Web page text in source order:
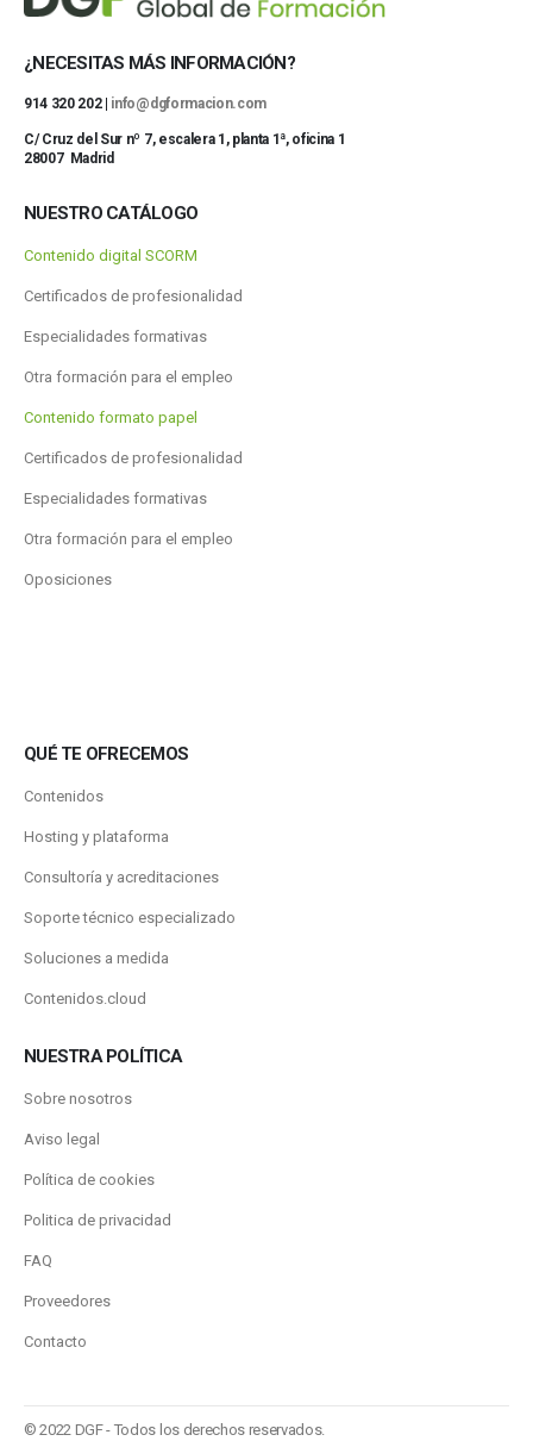
¿NECESITAS MÁS INFORMACIÓN?
914 320 202 | info@dgformacion.com
C/ Cruz del Sur nº 7, escalera 1, planta 1ª, oficina 1
28007 Madrid
NUESTRO CATÁLOGO
Contenido digital SCORM
Certificados de profesionalidad
Especialidades formativas
Otra formación para el empleo
Contenido formato papel
Certificados de profesionalidad
Especialidades formativas
Otra formación para el empleo
Oposiciones
QUÉ TE OFRECEMOS
Contenidos
Hosting y plataforma
Consultoría y acreditaciones
Soporte técnico especializado
Soluciones a medida
Contenidos.cloud
NUESTRA POLÍTICA
Sobre nosotros
Aviso legal
Política de cookies
Politica de privacidad
FAQ
Proveedores
Contacto
© 2022 DGF - Todos los derechos reservados.